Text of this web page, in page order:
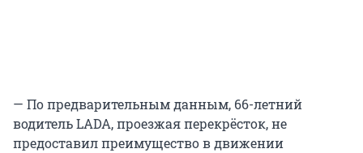
— По предварительным данным, 66-летний
водитель LADA, проезжая перекрёсток, не
предоставил преимущество в движении